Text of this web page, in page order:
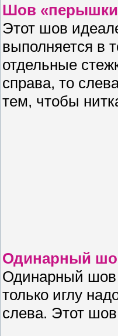
Шов
Этот шов
выполняется в
отдельные
справа, то
тем, чтобы
Одинарный
Одинарный шов
только иглу
слева. Этот